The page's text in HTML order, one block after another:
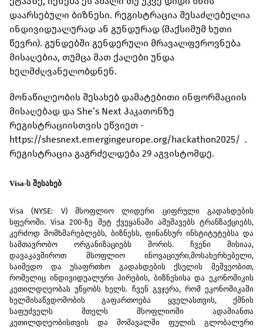
დაარსებული ბიზნესი. რეგისტრაცია შესაძლებელია
ინდივიდუალურად ან გუნდურად (მაქსიმუმ ხუთი
წევრი). გუნდებში გენდერული მრავალფეროვნება
მისაღებია, თუმცა მათ ქალები უნდა
ხელმძღვანელობდნენ.
მონაწილეობის შესახებ დამატებითი ინფორმაციის
მისაღებად და She’s Next ჰაკათონზე
რეგისტრაციისთვის ეწვიეთ -
https://shesnext.emergingeurope.org/hackathon2025/ .
რეგისტრაცია გაგრძელდება 29 აგვისტომდე.
Visa-ს შესახებ
Visa (NYSE: V) მსოფლიო ლიდერი ციფრული
გადახდების
სფეროში. Visa 200-ზე მეტ ქვეყანაში ამუშავებს ტრანზაქციებს,
კერძოდ მომხმარებლებს, ბიზნესს,ფინანსურ ინსტიტუტებსა და
სამთავრობო
ორგანიზაციებს შორის. ჩვენი მისიაა,
დავაკავშიროთ მსოფლიო ინოვაციური,მოსახერხებელი,
საიმედო და უსაფრთხო გადახდების ქსელის მეშვეობით,
რომელიც ინდივიდუალური პირების, ბიზნესისა და ეკონომიკის
კეთილდღეობას უწყობს ხელს. ჩვენ გვჯერა, რომ ეკონომიკაში
ხელმისაწვდომობის
გაფართოება ყველასთვის,ქმნის
საფუძველს
მთელს მსოფლიოში
ადამიანთა
კეთილდღეობისთვის
და მომავალში ფულის
გლობალური